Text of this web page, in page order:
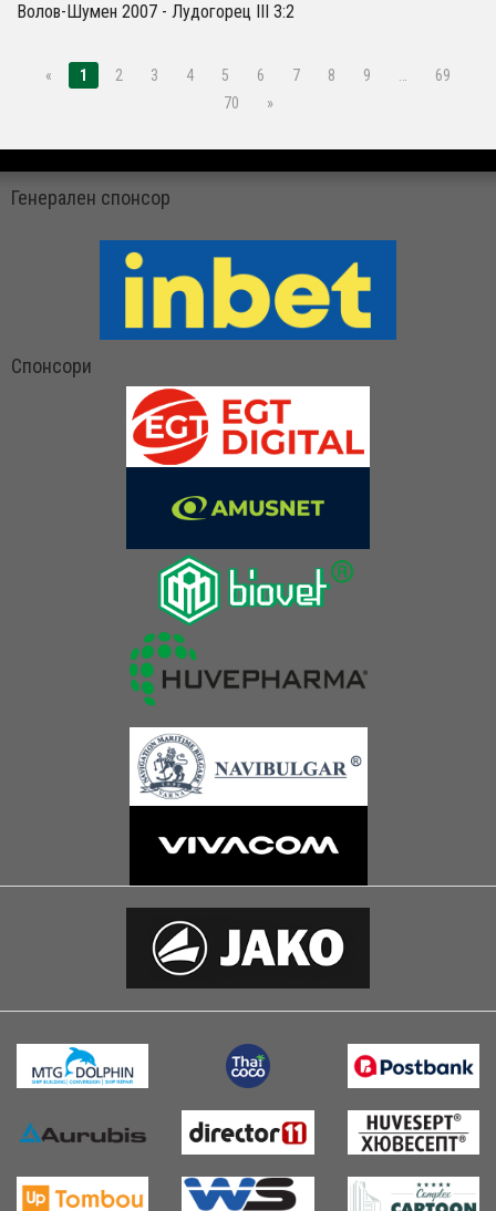
Волов-Шумен 2007 - Лудогорец III 3:2
« 1 2 3 4 5 6 7 8 9
69
70
»
Генерален спонсор
Спонсори